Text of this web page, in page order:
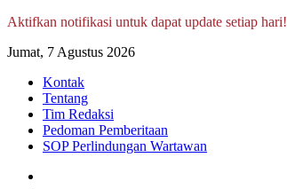
Aktifkan notifikasi untuk dapat update setiap hari!
Jumat, 7 Agustus 2026
Kontak
Tentang
Tim Redaksi
Pedoman Pemberitaan
SOP Perlindungan Wartawan